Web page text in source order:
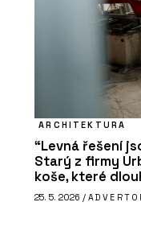
ARCHITEKTURA
“Levná řešení
Starý z firmy
koše, které
25. 5. 2026 /